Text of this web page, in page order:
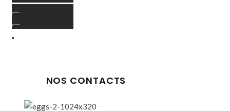
NOS CONTACTS